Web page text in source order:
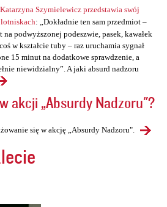
Szymielewicz przedstawia swój
: „Dokładnie ten sam przedmiot –
na podwyższonej podeszwie, pasek, kawałek
w kształcie tuby – raz uruchamia sygnał
15 minut na dodatkowe sprawdzenie, a
niewidzialny”. A jaki absurd nadzoru
akcji „Absurdy Nadzoru"?
się w akcję „Absurdy Nadzoru".